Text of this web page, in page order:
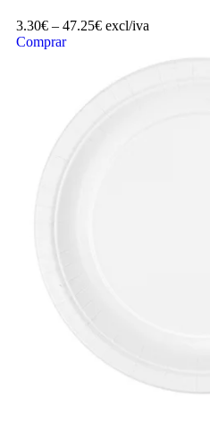
3.30€ – 47.25€ excl/iva
Comprar